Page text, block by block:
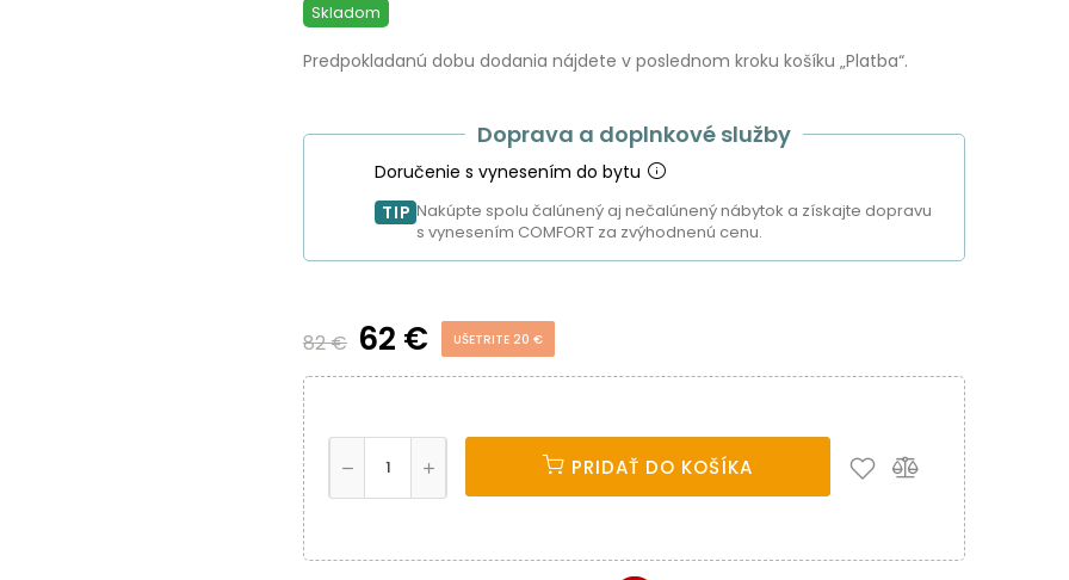
Skladom
Predpokladanú dobu dodania nájdete v poslednom kroku košíku „Platba“.
Doprava a doplnkové služby
Doručenie s vynesením do bytu
TIP Nakúpte spolu čalúnený aj nečalúnený nábytok a získajte dopravu
s vynesením COMFORT za zvýhodnenú cenu.
82 € 62 € UŠETRITE 20 €
PRIDAŤ DO KOŠÍKA